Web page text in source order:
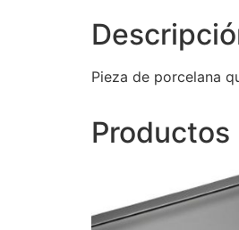
Pieza de porcelana